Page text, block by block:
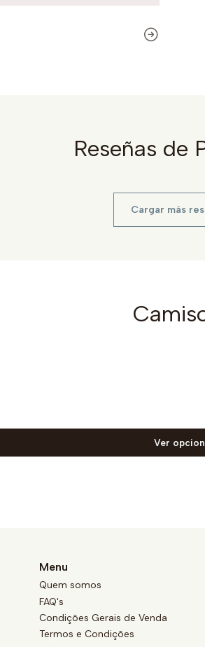
Reseñas de
Cargar más
Ver
Menu
Quem somos
FAQ's
Condições Gerais de Venda
Termos e Condições